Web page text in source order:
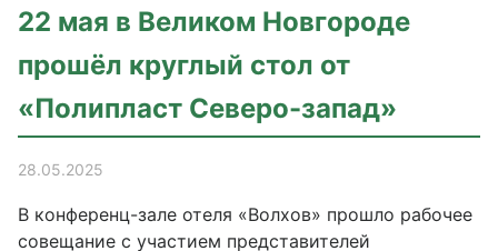
22 мая в Великом Новгороде
прошёл круглый стол от
«Полипласт Северо-запад»
28.05.2025
В конференц-зале отеля «Волхов» прошло рабочее
совещание с участием представителей